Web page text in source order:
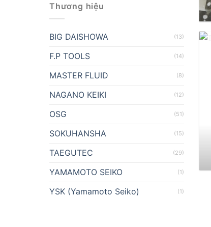
Thương hiệu
BIG DAISHOWA (13)
F.P TOOLS (14)
MASTER FLUID (8)
NAGANO KEIKI (12)
OSG (51)
SOKUHANSHA (15)
TAEGUTEC (29)
YAMAMOTO SEIKO (1)
YSK (Yamamoto Seiko) (1)